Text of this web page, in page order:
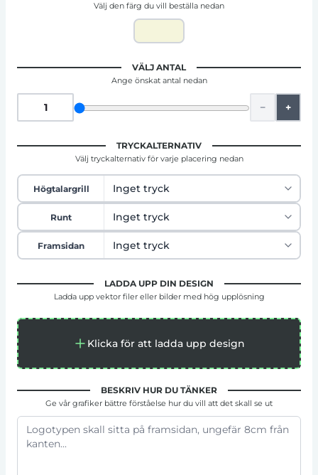
Välj den färg du vill beställa nedan
VÄLJ ANTAL
Ange önskat antal nedan
− +
TRYCKALTERNATIV
Välj tryckalternativ för varje placering nedan
Högtalargrill
Runt
Framsidan
LADDA UPP DIN DESIGN
Ladda upp vektor filer eller bilder med hög upplösning
Klicka för att ladda upp design
BESKRIV HUR DU TÄNKER
Ge vår grafiker bättre förståelse hur du vill att det skall se ut